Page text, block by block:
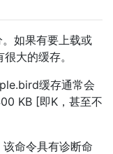
如果有要上载或
大的缓存。
缓存通常会
KB [即K，甚至不
命令具有诊断命